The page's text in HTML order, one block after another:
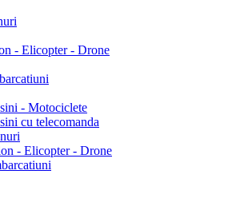
- Elicopter - Drone
- Motociclete
cu telecomanda
- Elicopter - Drone